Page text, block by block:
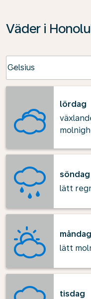
Väder i
Celsius
keyboard_arrow_down
lördag
söndag
lätt
måndag
lätt
tisdag